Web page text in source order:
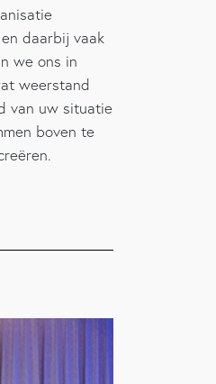
daarbij vaak
we ons in
weerstand
van uw situatie
boven te